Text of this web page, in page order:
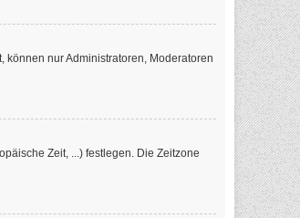
können nur Administratoren, Moderatoren
Zeit, ...) festlegen. Die Zeitzone